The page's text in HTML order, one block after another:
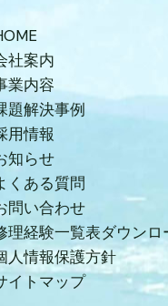
社案内
業内容
題解決事例
用情報
知らせ
くある質問
問い合わせ
理経験一覧表ダウンロ
人情報保護方針
イトマップ